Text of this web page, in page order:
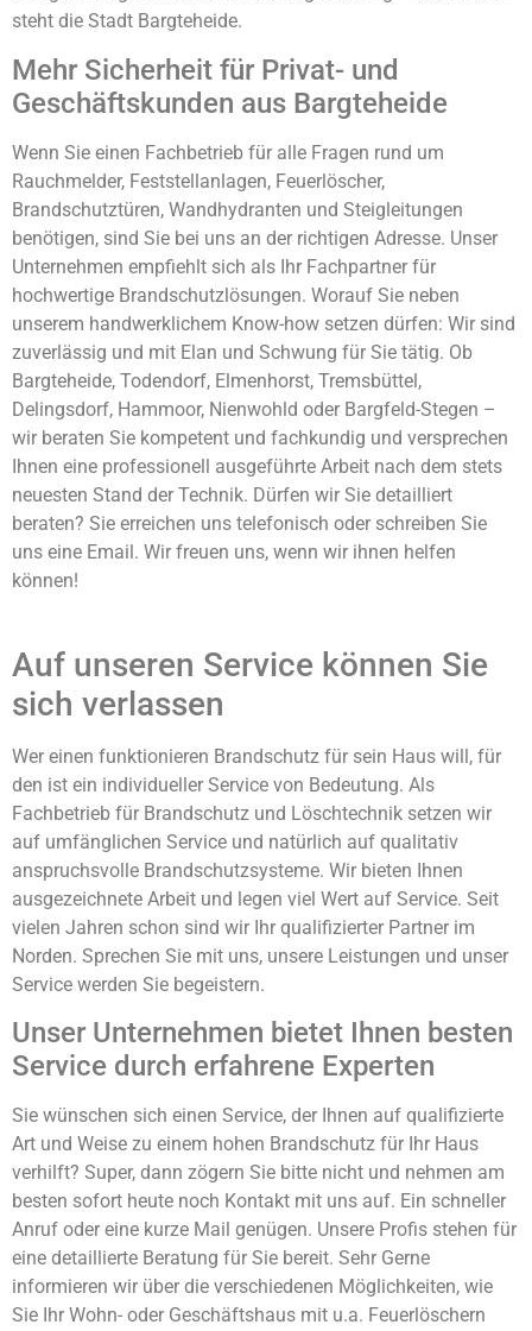
steht die Stadt Bargteheide.
Mehr Sicherheit für Privat- und
Geschäftskunden aus Bargteheide
Wenn Sie einen Fachbetrieb für alle Fragen rund um
Rauchmelder, Feststellanlagen, Feuerlöscher,
Brandschutztüren, Wandhydranten und Steigleitungen
benötigen, sind Sie bei uns an der richtigen Adresse. Unser
Unternehmen empfiehlt sich als Ihr Fachpartner für
hochwertige Brandschutzlösungen. Worauf Sie neben
unserem handwerklichem Know-how setzen dürfen: Wir sind
zuverlässig und mit Elan und Schwung für Sie tätig. Ob
Bargteheide, Todendorf, Elmenhorst, Tremsbüttel,
Delingsdorf, Hammoor, Nienwohld oder Bargfeld-Stegen –
wir beraten Sie kompetent und fachkundig und versprechen
Ihnen eine professionell ausgeführte Arbeit nach dem stets
neuesten Stand der Technik. Dürfen wir Sie detailliert
beraten? Sie erreichen uns telefonisch oder schreiben Sie
uns eine Email. Wir freuen uns, wenn wir ihnen helfen
können!
Auf unseren Service können Sie
sich verlassen
Wer einen funktionieren Brandschutz für sein Haus will, für
den ist ein individueller Service von Bedeutung. Als
Fachbetrieb für Brandschutz und Löschtechnik setzen wir
auf umfänglichen Service und natürlich auf qualitativ
anspruchsvolle Brandschutzsysteme. Wir bieten Ihnen
ausgezeichnete Arbeit und legen viel Wert auf Service. Seit
vielen Jahren schon sind wir Ihr qualifizierter Partner im
Norden. Sprechen Sie mit uns, unsere Leistungen und unser
Service werden Sie begeistern.
Unser Unternehmen bietet Ihnen besten
Service durch erfahrene Experten
Sie wünschen sich einen Service, der Ihnen auf qualifizierte
Art und Weise zu einem hohen Brandschutz für Ihr Haus
verhilft? Super, dann zögern Sie bitte nicht und nehmen am
besten sofort heute noch Kontakt mit uns auf. Ein schneller
Anruf oder eine kurze Mail genügen. Unsere Profis stehen für
eine detaillierte Beratung für Sie bereit. Sehr Gerne
informieren wir über die verschiedenen Möglichkeiten, wie
Sie Ihr Wohn- oder Geschäftshaus mit u.a. Feuerlöschern